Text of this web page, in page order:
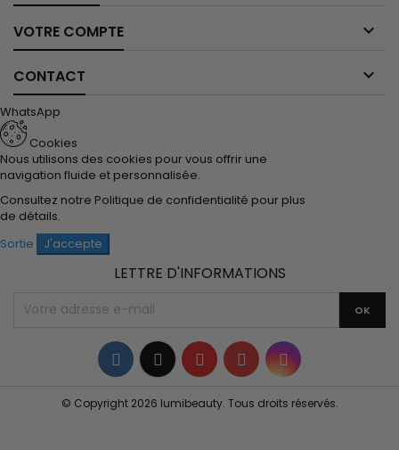
VOTRE COMPTE 
CONTACT 
WhatsApp
Cookies
Nous utilisons des cookies pour vous offrir une
navigation fluide et personnalisée.
Consultez notre Politique de confidentialité pour plus
de détails.
Sortie
J'accepte
LETTRE D'INFORMATIONS
Facebook
TwitterYouTubePinterestInstagram
© Copyright 2026 lumibeauty. Tous droits réservés.